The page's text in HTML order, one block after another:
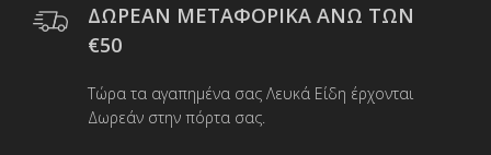
ΔΩΡΕΑΝ ΜΕΤΑΦΟΡΙΚΑ ΑΝΩ ΤΩΝ
€50
Τώρα τα αγαπημένα σας Λευκά Είδη έρχονται
Δωρεάν στην πόρτα σας.